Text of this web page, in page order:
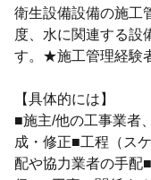
衛生設備設備の施工
度、水に関連する設
す。★施工管理経験
【具体的には】
■施主/他の工事業者
成・修正■工程（ス
配や協力業者の手配